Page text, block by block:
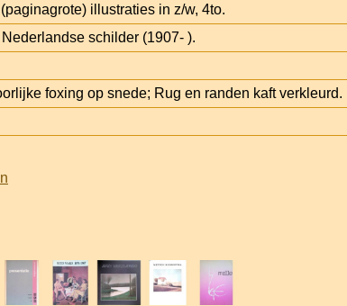
illustraties in z/w, 4to.
schilder (1907- ).
foxing op snede; Rug en randen kaft verkleurd.